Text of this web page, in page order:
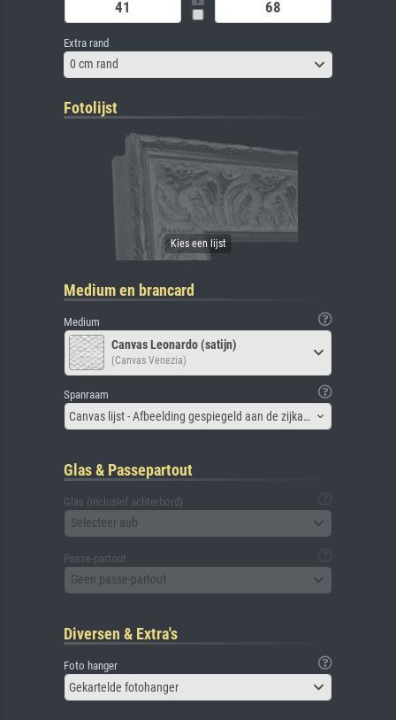
Extra rand
0 cm rand
Fotolijst
Medium en brancard
Medium
Canvas Leonardo (satijn)
(Canvas Venezia)
Spanraam
Canvas lijst - Afbeelding gespiegeld aan de zijkant
Glas & Passepartout
Glas (inclusief achterbord)
Selecteer aub
Passe-partout
Geen passe-partout
Diversen & Extra's
Foto hanger
Gekartelde fotohanger